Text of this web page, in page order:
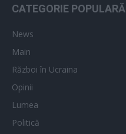
CATEGORIE POPULARĂ
News
Main
Război în Ucraina
Opinii
Lumea
Politică